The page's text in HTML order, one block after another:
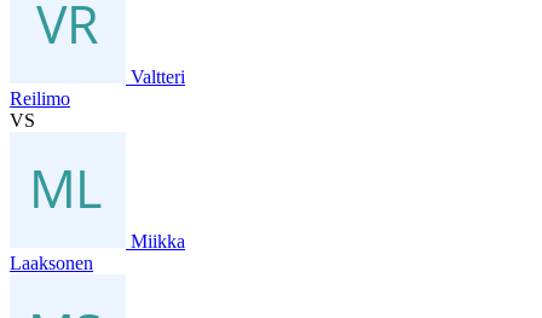
Valtteri
Reilimo
VS
Miikka
Laaksonen